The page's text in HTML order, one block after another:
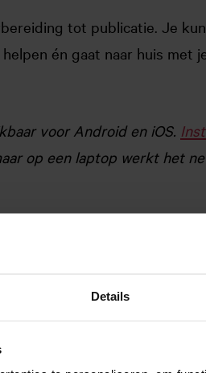
Details
tot publicatie. Je
én gaat naar huis met
voor Android en iOS.
op een laptop werkt het